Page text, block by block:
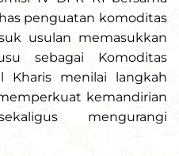
penguatan komoditas
usulan memasukkan
sebagai Komoditas
Kharis menilai langkah
kemandirian
mengurangi